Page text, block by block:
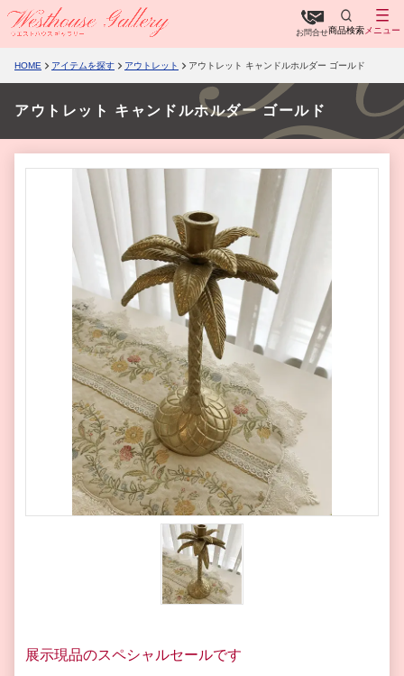
お問合せ商品検索 メニュー
HOME アイテムを探す アウトレット アウトレット キャンドルホルダー ゴールド
アウトレット キャンドルホルダー ゴールド
展示現品のスペシャルセールです